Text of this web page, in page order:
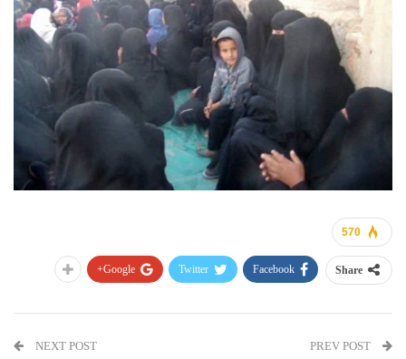
570
Share
Facebook
Twitter
Google+
NEXT POST